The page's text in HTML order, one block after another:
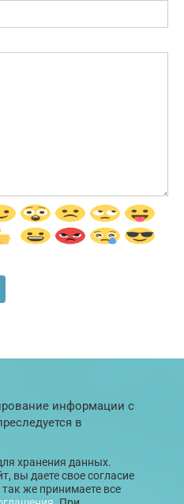
информации с
в
хранения данных.
вы даете свое согласие
же принимаете все